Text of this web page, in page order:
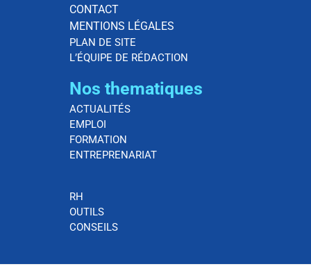
CONTACT
MENTIONS LÉGALES
PLAN DE SITE
L’ÉQUIPE DE RÉDACTION
Nos thematiques
ACTUALITÉS
EMPLOI
FORMATION
ENTREPRENARIAT
RH
OUTILS
CONSEILS